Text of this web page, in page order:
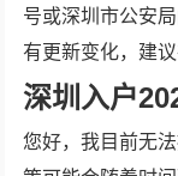
号或深圳市公安
有更新变化，建
深圳入户
您好，我目前无